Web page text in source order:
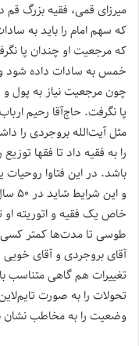
میرزای قمی، فقیه بزرگ قم
که سهم امام را باید به
که مرجعیت او چندان پا
خمس به سادات داده شود و
چون مرجعیت نیاز به پول
پا نگرفت. حاج‌آقا رحیم
مثل آیت‌الله بروجردی را
را به فقیه داد تا فقها
باشد. در این فتاوا
و
خاص یک فقیه و اتوریته
طوسی تا مدت‌ها کمتر کسی
آقای بروجردی و آقای
تغییرات هم گاهی متناسب
تحولات را به صورت
وضعیت را به مخاطب نشان